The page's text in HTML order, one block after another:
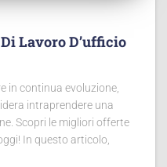
Lavoro D’ufficio
in continua evoluzione,
intraprendere una
Scopri le migliori offerte
In questo articolo,